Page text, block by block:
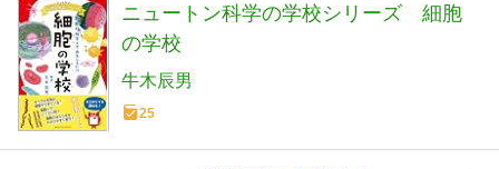
ニュートン科学の学校シリーズ 細胞
の学校
牛木辰男
25